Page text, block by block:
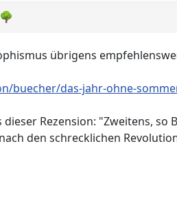
🌳
übrigens
buecher/das-jahr-ohne-
dieser Rezension: "Zweitens,
den schrecklichen